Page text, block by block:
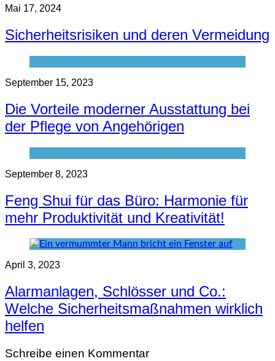
Mai 17, 2024
Sicherheitsrisiken und deren Vermeidung
September 15, 2023
Die Vorteile moderner Ausstattung bei
der Pflege von Angehörigen
September 8, 2023
Feng Shui für das Büro: Harmonie für
mehr Produktivität und Kreativität!
April 3, 2023
Alarmanlagen, Schlösser und Co.:
Welche Sicherheitsmaßnahmen wirklich
helfen
Schreibe einen Kommentar